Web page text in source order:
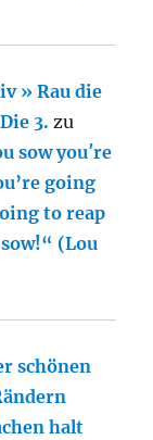
» Rau die
3. zu
sow you′re
going
to reap
(Lou
schönen
halt